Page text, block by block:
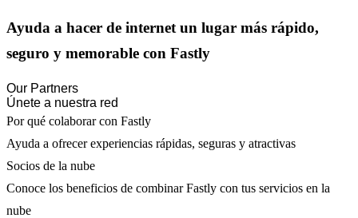
Ayuda a hacer de internet un lugar más rápido,
seguro y memorable con Fastly
Our Partners
Únete a nuestra red
Por qué colaborar con Fastly
Ayuda a ofrecer experiencias rápidas, seguras y atractivas
Socios de la nube
Conoce los beneficios de combinar Fastly con tus servicios en la
nube